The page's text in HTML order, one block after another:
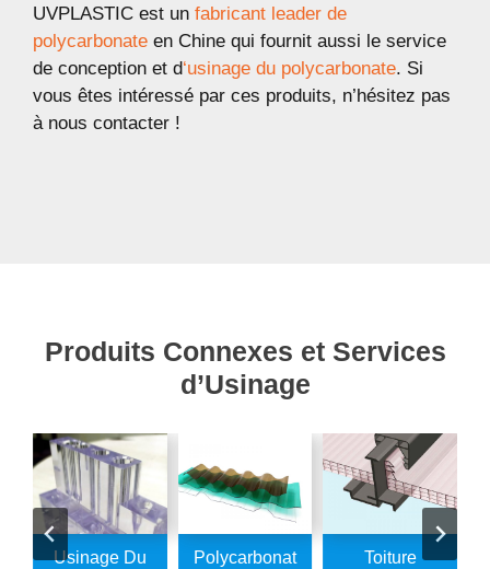
UVPLASTIC est un fabricant leader de
polycarbonate en Chine qui fournit aussi le service
de conception et d‘usinage du polycarbonate. Si
vous êtes intéressé par ces produits, n’hésitez pas
à nous contacter !
Produits Connexes et Services
d’Usinage
Usinage Du
Polycarbonat
Toiture